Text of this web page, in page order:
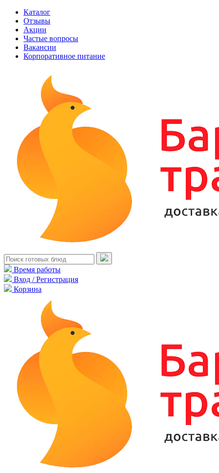
Каталог
Отзывы
Акции
Частые вопросы
Вакансии
Корпоративное питание
Время работы
Вход / Регистрация
Корзина